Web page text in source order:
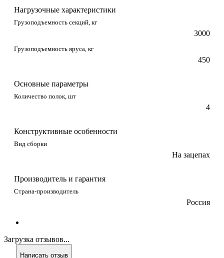
Нагрузочные характеристики
Грузоподъемность секций, кг
3000
Грузоподъемность яруса, кг
450
Основные параметры
Количество полок, шт
4
Конструктивные особенности
Вид сборки
На зацепах
Производитель и гарантия
Страна-производитель
Россия
Загрузка отзывов...
Написать отзыв